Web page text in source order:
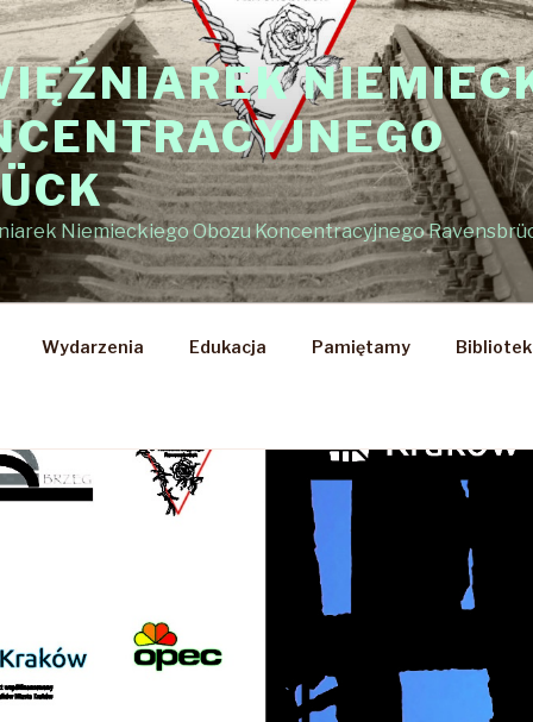
Niemieckiego Obozu Koncentracyjnego
Wydarzenia Edukacja Pamiętamy